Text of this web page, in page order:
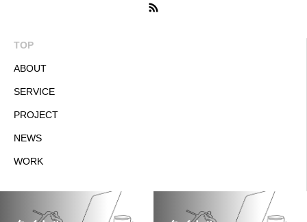
TOP
ABOUT
SERVICE
PROJECT
NEWS
WORK